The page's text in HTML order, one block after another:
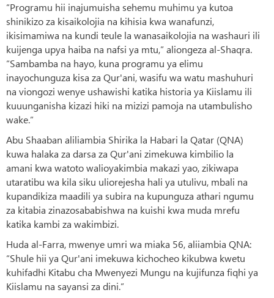
“Programu hii inajumuisha sehemu muhimu ya kutoa
shinikizo za kisaikolojia na kihisia kwa wanafunzi,
ikisimamiwa na kundi teule la wanasaikolojia na washauri ili
kuijenga upya haiba na nafsi ya mtu,” aliongeza al-Shaqra.
“Sambamba na hayo, kuna programu ya elimu
inayochunguza kisa za Qur'ani, wasifu wa watu mashuhuri
na viongozi wenye ushawishi katika historia ya Kiislamu ili
kuuunganisha kizazi hiki na mizizi pamoja na utambulisho
wake.”
Abu Shaaban aliliambia Shirika la Habari la Qatar (QNA)
kuwa halaka za darsa za Qur'ani zimekuwa kimbilio la
amani kwa watoto walioyakimbia makazi yao, zikiwapa
utaratibu wa kila siku uliorejesha hali ya utulivu, mbali na
kupandikiza maadili ya subira na kupunguza athari ngumu
za kitabia zinazosababishwa na kuishi kwa muda mrefu
katika kambi za wakimbizi.
Huda al-Farra, mwenye umri wa miaka 56, aliiambia QNA:
“Shule hii ya Qur'ani imekuwa kichocheo kikubwa kwetu
kuhifadhi Kitabu cha Mwenyezi Mungu na kujifunza fiqhi ya
Kiislamu na sayansi za dini.”